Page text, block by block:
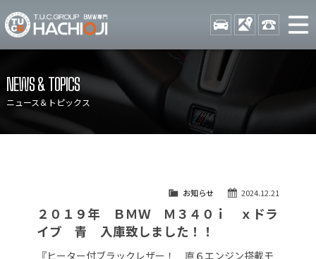
TUCグループ BMW専門 八
STOCK ACCESS 042-
在庫リスト
目玉車両一覧
店舗紹介
保証＆サービス
アクセスマップ
自動車保険
TUCとは？
納車blog
スタッフblog
NEWS & TOPICS
ニュース＆トピックス
2024.12.21
お知らせ
２０１９年 ＢＭＷ Ｍ３４０ｉ ｘドラ
イブ 青 入庫致しました！！
『ヒーター付ブラックレザー！ 直６エンジン搭載モ